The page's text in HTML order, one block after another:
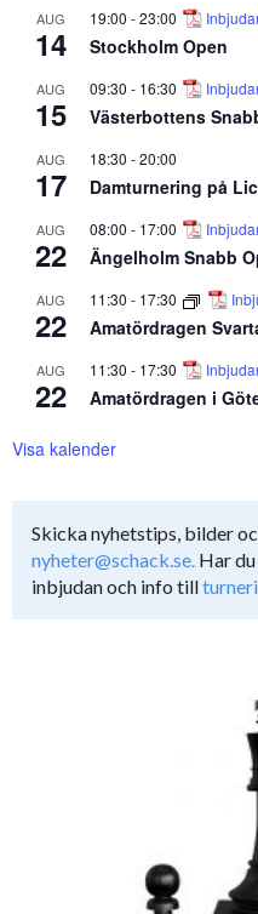
AUG
14
19:00 -23:00
Stockholm Open
AUG
15
09:30 - 16:30
Västerbottens
AUG
17
18:30 -20:00
Damturnering på
AUG
22
08:00 - 17:00
Ängelholm Snabb
AUG
22
11:30 - 17:30
Amatördragen
AUG
22
11:30 - 17:30
Amatördragen i
Visa kalender
Skicka nyhetstips, bilder
nyheter@schack.se. Har
inbjudan och info till